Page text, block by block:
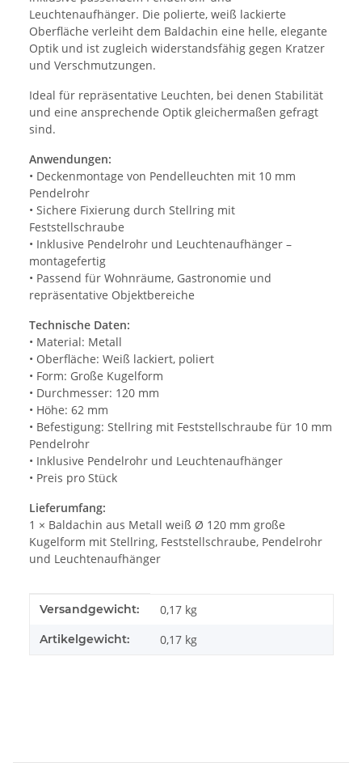
Leuchtenaufhänger. Die polierte, weiß lackierte
Oberfläche verleiht dem Baldachin eine helle, elegante
Optik und ist zugleich widerstandsfähig gegen Kratzer
und Verschmutzungen.
Ideal für repräsentative Leuchten, bei denen Stabilität
und eine ansprechende Optik gleichermaßen gefragt
sind.
Anwendungen:
• Deckenmontage von Pendelleuchten mit 10 mm
Pendelrohr
• Sichere Fixierung durch Stellring mit
Feststellschraube
• Inklusive Pendelrohr und Leuchtenaufhänger –
montagefertig
• Passend für Wohnräume, Gastronomie und
repräsentative Objektbereiche
Technische Daten:
• Material: Metall
• Oberfläche: Weiß lackiert, poliert
• Form: Große Kugelform
• Durchmesser: 120 mm
• Höhe: 62 mm
• Befestigung: Stellring mit Feststellschraube für 10 mm
Pendelrohr
• Inklusive Pendelrohr und Leuchtenaufhänger
• Preis pro Stück
Lieferumfang:
1 × Baldachin aus Metall weiß Ø 120 mm große
Kugelform mit Stellring, Feststellschraube, Pendelrohr
und Leuchtenaufhänger
Produkteigenschaft
Wert
Versandgewicht: 0,17 kg
Artikelgewicht: 0,17 kg